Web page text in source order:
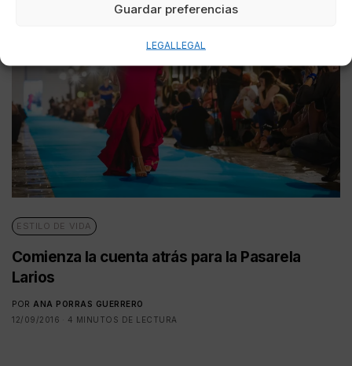
Guardar preferencias
LEGAL LEGAL
ESTILO DE VIDA
Comienza la cuenta atrás para la Pasarela
Larios
POR ANA PORRAS GUERRERO
12/09/2016
4 MINUTOS DE LECTURA